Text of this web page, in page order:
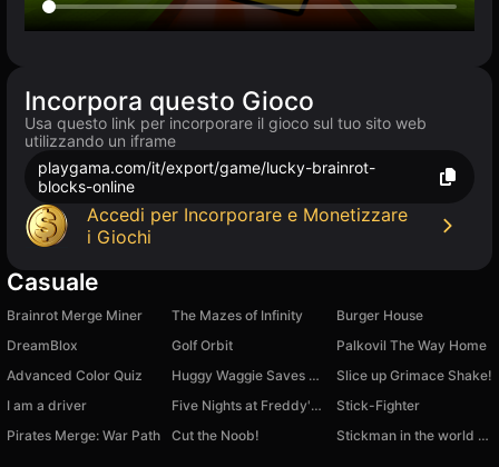
Incorpora questo Gioco
Usa questo link per incorporare il gioco sul tuo sito web
utilizzando un iframe
playgama.com/it/export/game/lucky-brainrot-
blocks-online
Accedi per Incorporare e Monetizzare
i Giochi
Casuale
Brainrot Merge Miner The Mazes of Infinity
Burger House
DreamBlox
Golf Orbit
Palkovil The Way Home
Advanced Color Quiz
Huggy Waggie Saves Kissy Missy
Slice up Grimace Shake!
I am a driver
Five Nights at Freddy's Playground Sandbox
Stick-Fighter
Pirates Merge: War Path
Cut the Noob! Stickman in the world of crafting